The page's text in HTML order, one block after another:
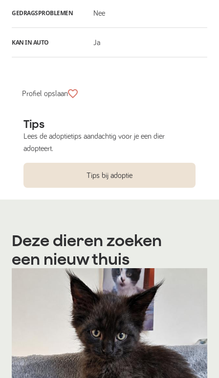
GEDRAGSPROBLEMEN Nee
KAN IN AUTO Ja
Profiel opslaan
Tips
Lees de adoptietips aandachtig voor je een dier
adopteert.
Tips bij adoptie
Deze dieren zoeken
een nieuw thuis